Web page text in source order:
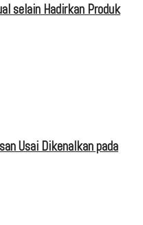
selain Hadirkan Produk
Usai Dikenalkan pada